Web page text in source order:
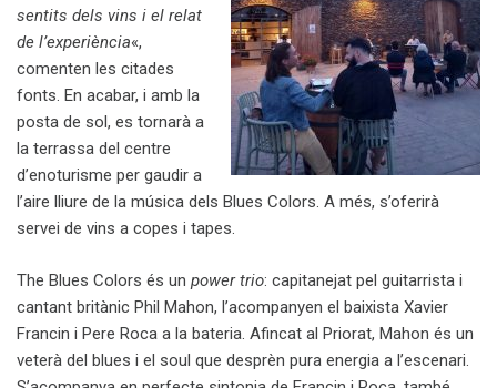
sentits dels vins i el relat
de l’experiència«,
comenten les citades
fonts. En acabar, i amb la
posta de sol, es tornarà a
la terrassa del centre
d’enoturisme per gaudir a
l’aire lliure de la música dels Blues Colors. A més, s’oferirà
servei de vins a copes i tapes.
The Blues Colors és un power trio: capitanejat pel guitarrista i
cantant britànic Phil Mahon, l’acompanyen el baixista Xavier
Francin i Pere Roca a la bateria. Afincat al Priorat, Mahon és un
veterà del blues i el soul que desprèn pura energia a l’escenari.